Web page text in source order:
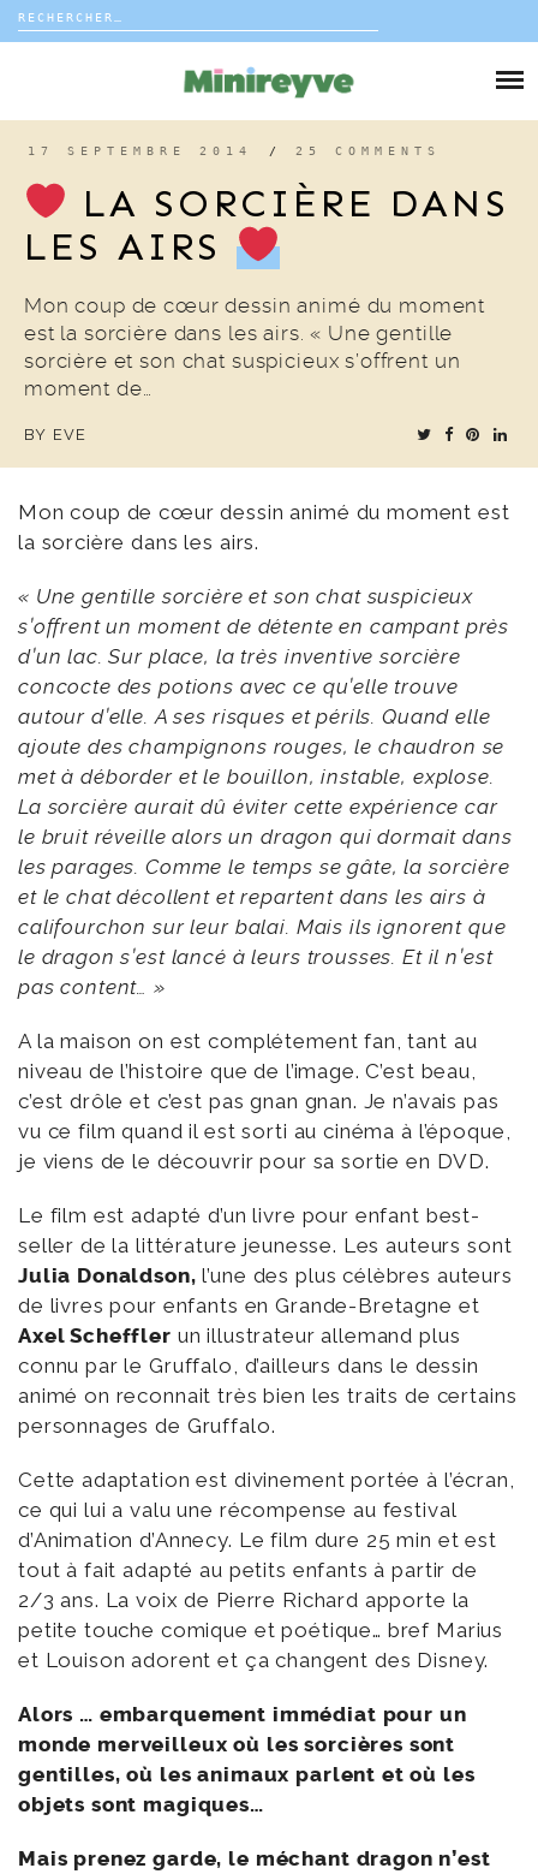
Rechercher :
DÉCO
COUP DE COEUR
17 SEPTEMBRE 2014 / 25 COMMENTS
LA SORCIÈRE DANS
LES AIRS
Mon coup de cœur dessin animé du moment
est la sorcière dans les airs. « Une gentille
sorcière et son chat suspicieux s’offrent un
moment de…
BY EVE
Mon coup de cœur dessin animé du moment est
la sorcière dans les airs.
« Une gentille sorcière et son chat suspicieux
s’offrent un moment de détente en campant près
d’un lac. Sur place, la très inventive sorcière
concocte des potions avec ce qu’elle trouve
autour d’elle. A ses risques et périls. Quand elle
ajoute des champignons rouges, le chaudron se
met à déborder et le bouillon, instable, explose.
La sorcière aurait dû éviter cette expérience car
le bruit réveille alors un dragon qui dormait dans
les parages. Comme le temps se gâte, la sorcière
et le chat décollent et repartent dans les airs à
califourchon sur leur balai. Mais ils ignorent que
le dragon s’est lancé à leurs trousses. Et il n’est
pas content… »
A la maison on est complétement fan, tant au
niveau de l’histoire que de l’image. C’est beau,
c’est drôle et c’est pas gnan gnan. Je n’avais pas
vu ce film quand il est sorti au cinéma à l’époque,
je viens de le découvrir pour sa sortie en DVD.
Le film est adapté d’un livre pour enfant best-
seller de la littérature jeunesse. Les auteurs sont
Julia Donaldson,l’une des plus célèbres auteurs
de livres pour enfants en Grande-Bretagne et
Axel Scheffler un illustrateur allemand plus
connu par le Gruffalo, d’ailleurs dans le dessin
animé on reconnait très bien les traits de certains
personnages de Gruffalo.
Cette adaptation est divinement portée à l’écran,
ce qui lui a valu une récompense au festival
d’Animation d’Annecy. Le film dure 25 min et est
tout à fait adapté au petits enfants à partir de
2/3 ans. La voix de Pierre Richard apporte la
petite touche comique et poétique… bref Marius
et Louison adorent et ça changent des Disney.
Alors … embarquement immédiat pour un
monde merveilleux où les sorcières sont
gentilles, où les animaux parlent et où les
objets sont magiques…
Mais prenez garde, le méchant dragon n’est